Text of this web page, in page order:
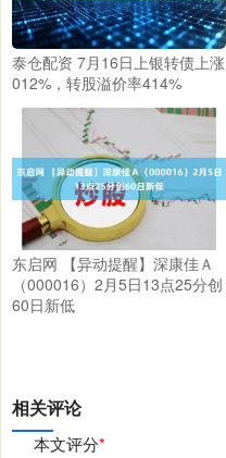
泰仓配资 7月16日上银转债上涨
012%，转股溢价率414%
东启网 【异动提醒】深康佳Ａ
（000016）2月5日13点25分创
60日新低
相关评论
本文评分*